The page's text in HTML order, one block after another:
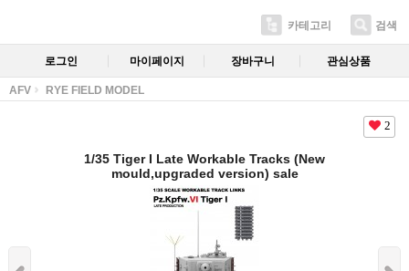
카테고리 검색
로그인 마이페이지 장바구니 관심상품
AFV RYE FIELD MODEL
2
1/35 Tiger I Late Workable Tracks (New
mould,upgraded version) sale